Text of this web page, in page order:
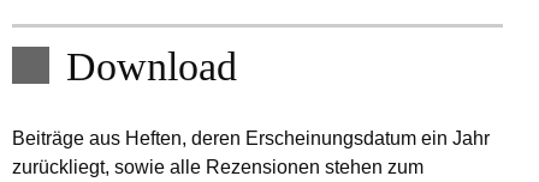
Download
Beiträge aus Heften, deren Erscheinungsdatum ein Jahr
zurückliegt, sowie alle Rezensionen stehen zum